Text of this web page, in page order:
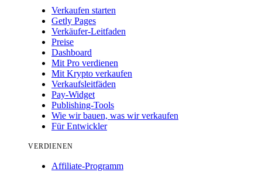
Verkaufen starten
Getly Pages
Verkäufer-Leitfaden
Preise
Dashboard
Mit Pro verdienen
Mit Krypto verkaufen
Verkaufsleitfäden
Pay-Widget
Publishing-Tools
Wie wir bauen, was wir verkaufen
Für Entwickler
VERDIENEN
Affiliate-Programm